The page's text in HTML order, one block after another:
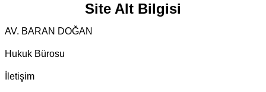
Site Alt Bilgisi
AV. BARAN DOĞAN
Hukuk Bürosu
İletişim